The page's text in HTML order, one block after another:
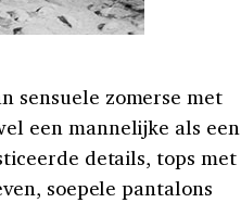
sensuele zomerse met
een mannelijke als een
details, tops met
soepele pantalons